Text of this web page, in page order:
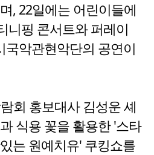
, 22일에는 어린이들에
니핑 콘서트와 퍼레이
국악관현악단의 공연이
회 홍보대사 김성운 셰
식용 꽃을 활용한 '스타
는 원예치유' 쿠킹쇼를